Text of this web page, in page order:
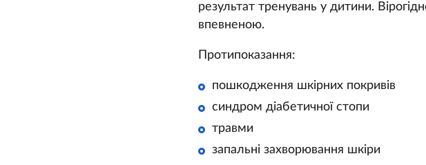
результат тренувань у дитини.
впевненою.
Протипоказання:
пошкодження шкірних покривів
синдром діабетичної стопи
травми
запальні захворювання шкіри